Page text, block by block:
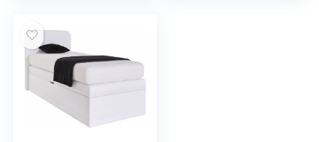
hochwertiges
Kunstleder…